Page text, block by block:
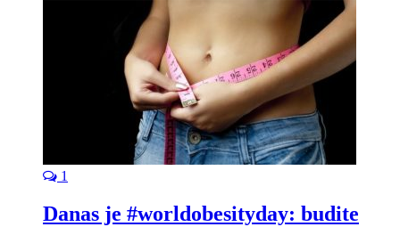
1
Danas je #worldobesityday: budite